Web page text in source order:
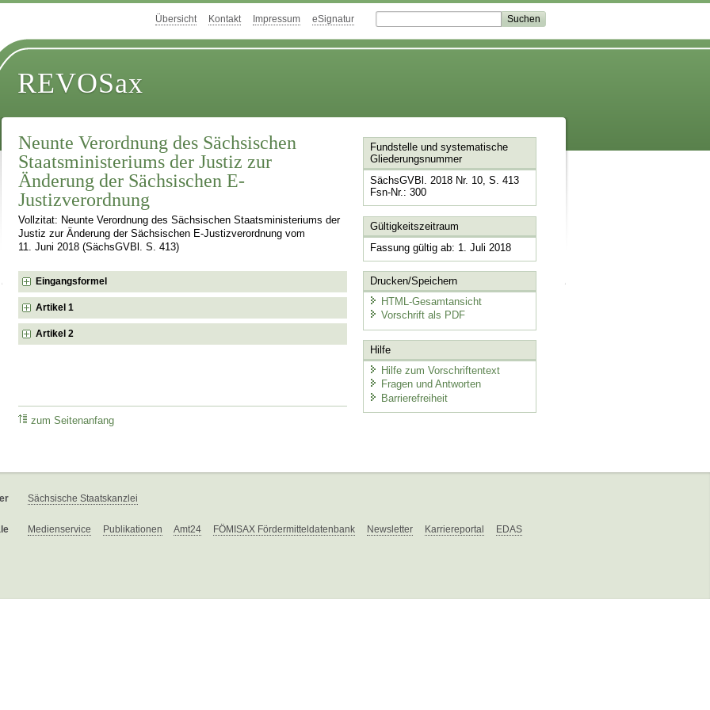
Übersicht Kontakt Impressum eSignatur
REVOSax
Neunte Verordnung des Sächsischen
Staatsministeriums der Justiz zur
Änderung der Sächsischen E-
Justizverordnung
Vollzitat: Neunte Verordnung des Sächsischen Staatsministeriums der
Justiz zur Änderung der Sächsischen E-Justizverordnung vom
11. Juni 2018 (SächsGVBl. S. 413)
Eingangsformel
Artikel 1
Artikel 2
zum Seitenanfang
Fundstelle und systematische
Gliederungsnummer
SächsGVBl. 2018 Nr. 10, S. 413
Fsn-Nr.: 300
Gültigkeitszeitraum
Fassung gültig ab: 1. Juli 2018
Drucken/Speichern
HTML-Gesamtansicht
Vorschrift als PDF
Hilfe
Hilfe zum Vorschriftentext
Fragen und Antworten
Barrierefreiheit
Sächsische Staatskanzlei
Medienservice Publikationen Amt24 FÖMISAX Fördermitteldatenbank Newsletter Karriereportal EDAS